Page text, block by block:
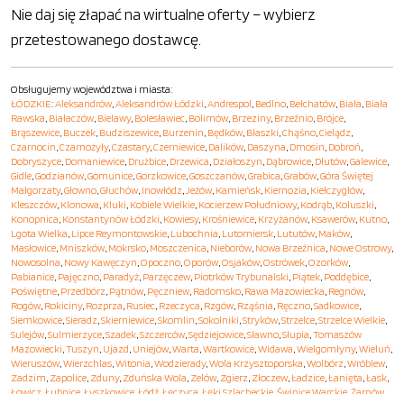
Nie daj się złapać na wirtualne oferty – wybierz
przetestowanego dostawcę.
Obsługujemy województwa i miasta:
ŁÓDZKIE:Aleksandrów,Aleksandrów Łódzki,Andrespol, Bedlno, Bełchatów, Biała, Biała
Rawska, Białaczów, Bielawy, Bolesławiec, Bolimów, Brzeziny, Brzeźnio, Brójce,
Brąszewice, Buczek, Budziszewice, Burzenin, Będków, Błaszki,Chąśno,Cielądz,
Czarnocin,Czarnożyły,Czastary,Czerniewice, Dalików, Daszyna, Dmosin, Dobroń,
Dobryszyce, Domaniewice, Drużbice, Drzewica, Działoszyn, Dąbrowice, Dłutów,Galewice,
Gidle,Godzianów,Gomunice,Gorzkowice,Goszczanów,Grabica,Grabów,Góra Świętej
Małgorzaty,Głowno,Głuchów, Inowłódz,Jeżów, Kamieńsk, Kiernozia, Kiełczygłów,
Kleszczów, Klonowa, Kluki, Kobiele Wielkie, Kocierzew Południowy, Kodrąb, Koluszki,
Konopnica, Konstantynów Łódzki, Kowiesy, Krośniewice, Krzyżanów, Ksawerów, Kutno,
Lgota Wielka, Lipce Reymontowskie, Lubochnia, Lutomiersk, Lututów, Maków,
Masłowice, Mniszków, Mokrsko, Moszczenica, Nieborów, Nowa Brzeźnica, Nowe Ostrowy,
Nowosolna, Nowy Kawęczyn,Opoczno,Oporów,Osjaków,Ostrówek,Ozorków,
Pabianice, Pajęczno, Paradyż, Parzęczew, Piotrków Trybunalski, Piątek, Poddębice,
Poświętne, Przedbórz, Pątnów, Pęczniew, Radomsko, Rawa Mazowiecka, Regnów,
Rogów, Rokiciny, Rozprza, Rusiec, Rzeczyca, Rzgów, Rząśnia, Ręczno,Sadkowice,
Siemkowice,Sieradz,Skierniewice,Skomlin,Sokolniki,Stryków,Strzelce,Strzelce Wielkie,
Sulejów,Sulmierzyce,Szadek,Szczerców,Sędziejowice,Sławno,Słupia,Tomaszów
Mazowiecki,Tuszyn, Ujazd, Uniejów,Warta,Wartkowice,Widawa,Wielgomłyny,Wieluń,
Wieruszów,Wierzchlas,Witonia,Wodzierady,Wola Krzysztoporska,Wolbórz,Wróblew,
Zadzim, Zapolice, Zduny, Zduńska Wola, Zelów, Zgierz, Złoczew,Ładzice,Łanięta,Łask,